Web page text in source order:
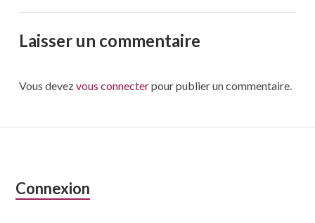
Laisser un commentaire
Vous devezvous connecterpour publier un commentaire.
Colonne
Connexion